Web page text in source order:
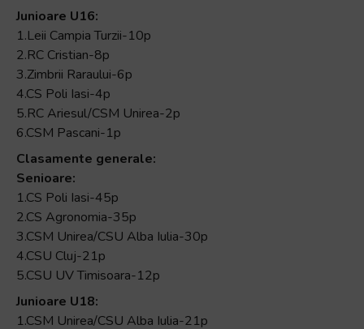
Junioare U16:
1.Leii Campia Turzii-10p
2.RC Cristian-8p
3.Zimbrii Raraului-6p
4.CS Poli Iasi-4p
5.RC Ariesul/CSM Unirea-2p
6.CSM Pascani-1p
Clasamente generale:
Senioare:
1.CS Poli Iasi-45p
2.CS Agronomia-35p
3.CSM Unirea/CSU Alba Iulia-30p
4.CSU Cluj-21p
5.CSU UV Timisoara-12p
Junioare U18:
1.CSM Unirea/CSU Alba Iulia-21p